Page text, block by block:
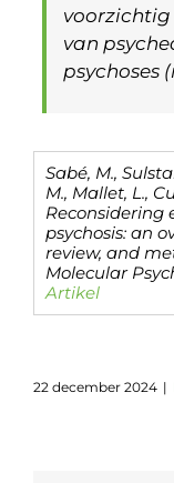
voorzichtig
van
psychoses
Sabé, M.,
M., Mallet, L.,
Reconsidering
psychosis: an
review, and
Molecular
Artikel
22 december 2024 |